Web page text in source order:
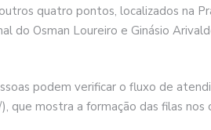
quatro pontos, localizados na
do Osman Loureiro e Ginásio
podem verificar o fluxo de
que mostra a formação das filas